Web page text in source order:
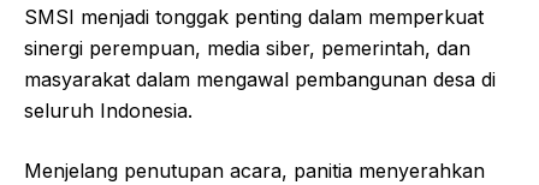
SMSI menjadi tonggak penting dalam memperkuat
sinergi perempuan, media siber, pemerintah, dan
masyarakat dalam mengawal pembangunan desa di
seluruh Indonesia.
Menjelang penutupan acara, panitia menyerahkan